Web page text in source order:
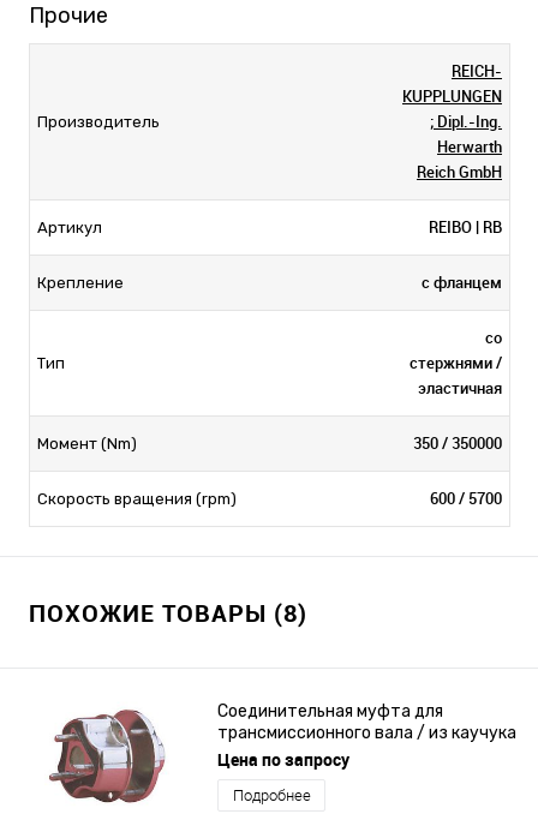
Прочие
Производитель
REICH-
KUPPLUNGEN
; Dipl.-Ing.
Herwarth
Reich GmbH
Артикул REIBO | RB
Крепление с фланцем
Тип
со
стержнями /
эластичная
Момент (Nm) 350 / 350000
Скорость вращения (rpm) 600 / 5700
ПОХОЖИЕ ТОВАРЫ (8)
Соединительная муфта для
трансмиссионного вала / из каучука
/ из стали / компактная
Цена по запросу
Подробнее